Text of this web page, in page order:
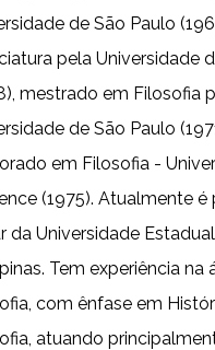
de São Paulo
pela Universidade
mestrado em Filosofia
de São Paulo
em Filosofia -
(1975). Atualmente é
da Universidade
Tem experiência na
com ênfase em
atuando